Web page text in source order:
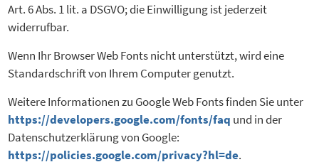
Art. 6 Abs. 1 lit. a DSGVO; die Einwilligung ist jederzeit
widerrufbar.
Wenn Ihr Browser Web Fonts nicht unterstützt, wird eine
Standardschrift von Ihrem Computer genutzt.
Weitere Informationen zu Google Web Fonts finden Sie unter
https://developers.google.com/fonts/faq und in der
Datenschutzerklärung von Google:
https://policies.google.com/privacy?hl=de.